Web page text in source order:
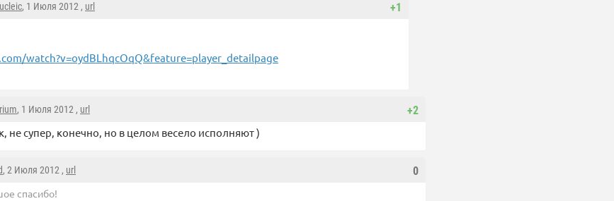
+1
, 1 Июля 2012 , url
watch?v=oydBLhqcOqQ&feature=player_detailpage
+2
, 1 Июля 2012 , url
не супер, конечно, но в целом весело исполняют )
0
, 2 Июля 2012 , url
спасибо!